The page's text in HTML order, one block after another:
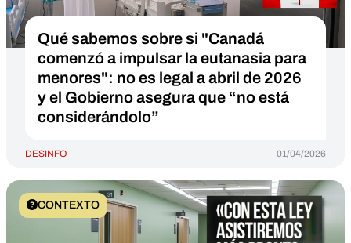
Qué sabemos sobre si "Canadá
comenzó a impulsar la eutanasia para
menores": no es legal a abril de 2026
y el Gobierno asegura que “no está
considerándolo”
DESINFO 01/04/2026
CONTEXTO